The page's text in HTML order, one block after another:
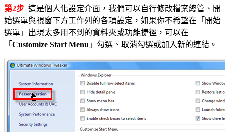
第2步 這是個人化設定介面，我們可以自行修改檔案總管、開
始選單與視窗下方工作列的各項設定，如果你不希望在「開始
選單」出現太多用不到的資料夾或功能捷徑，可以在
「 Customize Start Menu 」勾選、取消勾選或加入新的連結。